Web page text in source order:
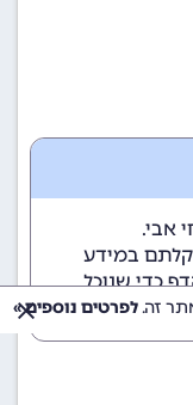
אבי.
במידע
כדי שנוכל
לפרטים נוספים »